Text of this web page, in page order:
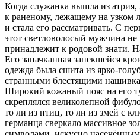
Когда служанка вышла из атрия,
к раненому, лежащему на узком
и стала его рассматривать. С
этот светловолосый мужчина не
принадлежит к родовой знати.
Его запачканная запекшейся
одежда была сшита из ярко-
странными блестящими
Широкий кожаный пояс на его
скреплялся великолепной
то ли из птиц, то ли из змей с
германца сверкало массивное